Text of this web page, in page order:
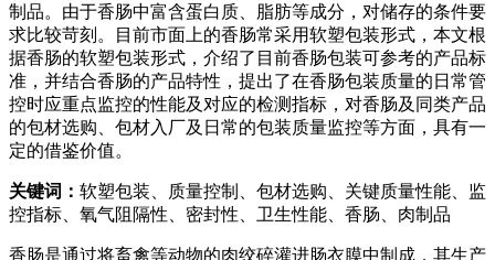
制品。由于香肠中富含蛋白质、脂肪等成分，对储存的条件要
求比较苛刻。目前市面上的香肠常采用软塑包装形式，本文根
据香肠的软塑包装形式，介绍了目前香肠包装可参考的产品标
准，并结合香肠的产品特性，提出了在香肠包装质量的日常管
控时应重点监控的性能及对应的检测指标，对香肠及同类产品
的包材选购、包材入厂及日常的包装质量监控等方面，具有一
定的借鉴价值。
关键词： 软塑包装、质量控制、包材选购、关键质量性能、监
控指标、氧气阻隔性、密封性、卫生性能、香肠、肉制品
香肠是通过将畜禽等动物的肉绞碎灌进肠衣膜中制成，其生产